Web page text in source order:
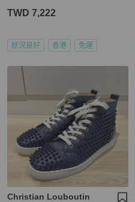
TWD 7,222
狀況良好 香港 免運
Christian Louboutin